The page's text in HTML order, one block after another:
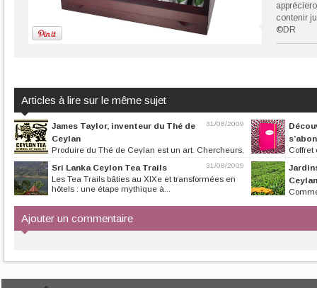
contenir
©DR
Articles à lire sur le même sujet
31/08/2009
James Taylor, inventeur du Thé de
Ceylan
Produire du Thé de Ceylan est un art. Chercheurs,
planteurs, cueilleuses,...
Coffret
s’invite chez
31/08/2009
Sri Lanka Ceylon Tea Trails
Les Tea Trails bâties au XIXe et transformées en
hôtels : une étape mythique à...
Ceylan
Ajouter un commentaire